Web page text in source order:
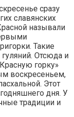
сразу
славянских
называли
Такие
Отсюда и
горку»
воскресеньем,
Этот
дня. У
традиции и